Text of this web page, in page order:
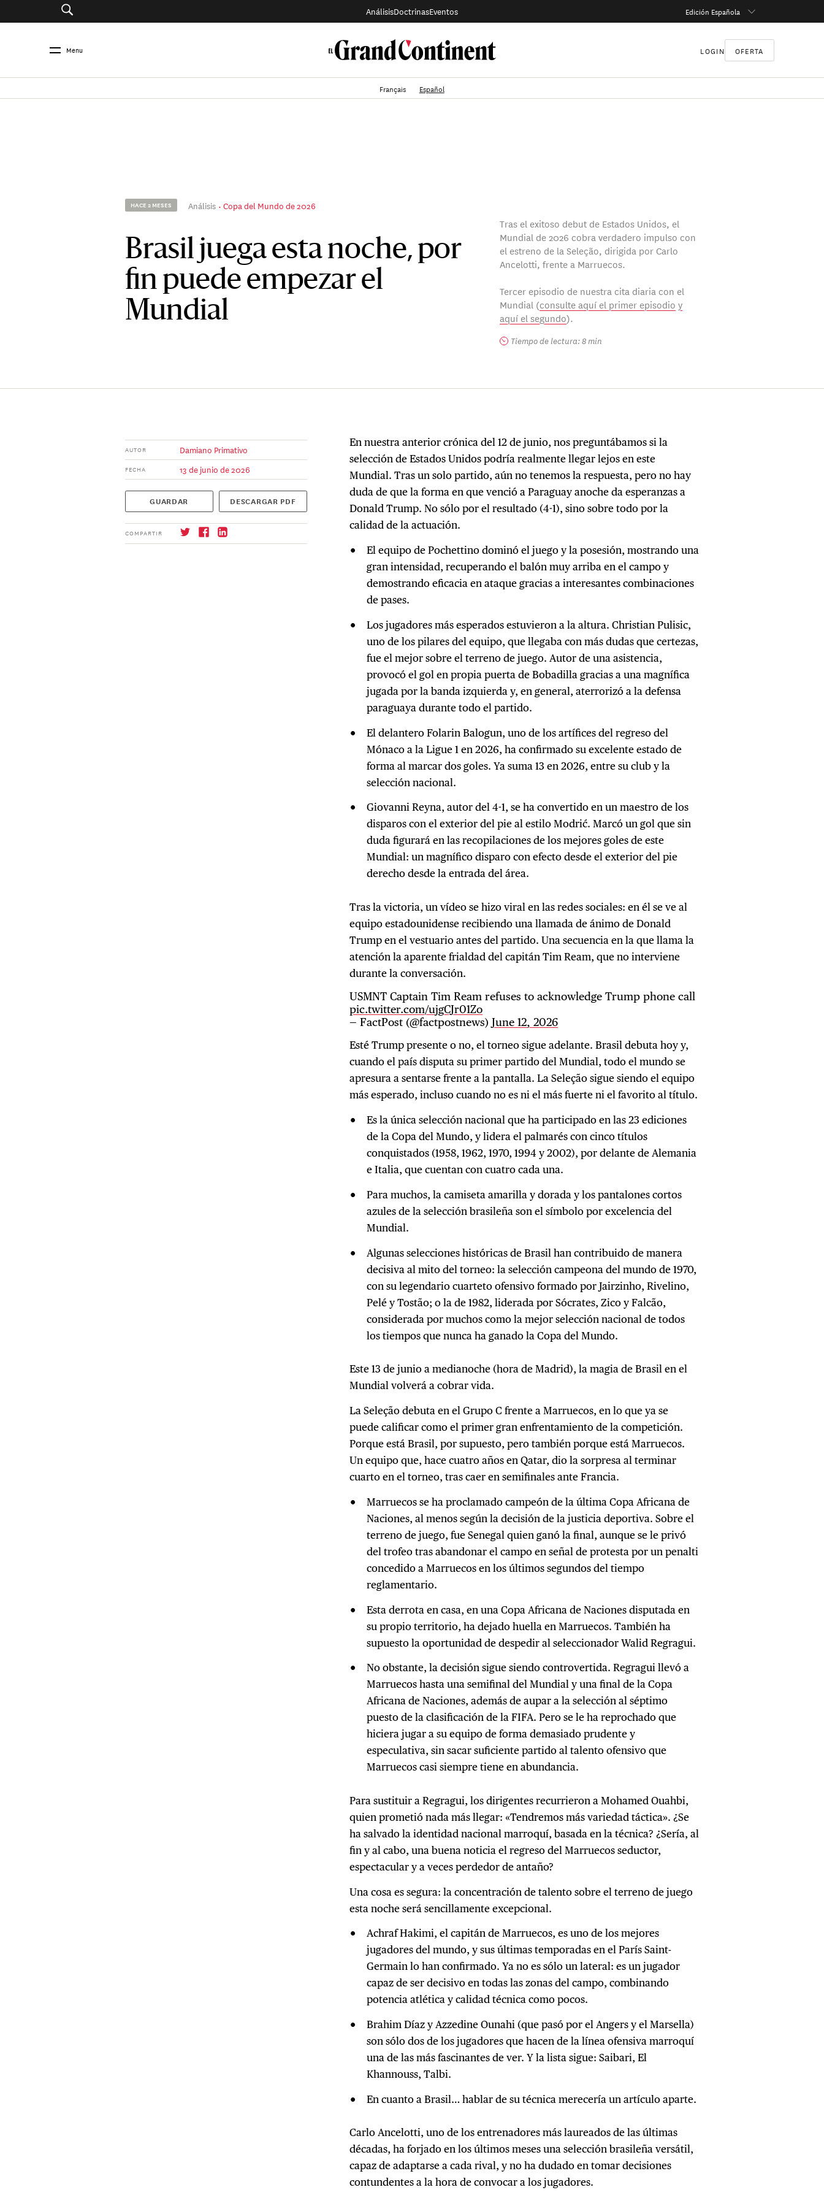
AnálisisDoctrinasEventos Edición Española
Menu LOGIN OFERTA
Français Español
HACE 2 MESES Análisis Copa del Mundo de 2026
Brasil juega esta noche, por
fin puede empezar el
Mundial
Tras el exitoso debut de Estados Unidos, el
Mundial de 2026 cobra verdadero impulso con
el estreno de la Seleção, dirigida por Carlo
Ancelotti, frente a Marruecos.
Tercer episodio de nuestra cita diaria con el
Mundial (consulte aquí el primer episodio y
aquí el segundo).
Tiempo de lectura: 8 min
AUTOR Damiano Primativo
FECHA 13 de junio de 2026
GUARDAR DESCARGAR PDF
COMPARTIR
En nuestra anterior crónica del 12 de junio, nos preguntábamos si la
selección de Estados Unidos podría realmente llegar lejos en este
Mundial. Tras un solo partido, aún no tenemos la respuesta, pero no hay
duda de que la forma en que venció a Paraguay anoche da esperanzas a
Donald Trump. No sólo por el resultado (4-1), sino sobre todo por la
calidad de la actuación.
El equipo de Pochettino dominó el juego y la posesión, mostrando una
gran intensidad, recuperando el balón muy arriba en el campo y
demostrando eficacia en ataque gracias a interesantes combinaciones
de pases.
Los jugadores más esperados estuvieron a la altura. Christian Pulisic,
uno de los pilares del equipo, que llegaba con más dudas que certezas,
fue el mejor sobre el terreno de juego. Autor de una asistencia,
provocó el gol en propia puerta de Bobadilla gracias a una magnífica
jugada por la banda izquierda y, en general, aterrorizó a la defensa
paraguaya durante todo el partido.
El delantero Folarin Balogun, uno de los artífices del regreso del
Mónaco a la Ligue 1 en 2026, ha confirmado su excelente estado de
forma al marcar dos goles. Ya suma 13 en 2026, entre su club y la
selección nacional.
Giovanni Reyna, autor del 4-1, se ha convertido en un maestro de los
disparos con el exterior del pie al estilo Modrić. Marcó un gol que sin
duda figurará en las recopilaciones de los mejores goles de este
Mundial: un magnífico disparo con efecto desde el exterior del pie
derecho desde la entrada del área.
Tras la victoria, un vídeo se hizo viral en las redes sociales: en él se ve al
equipo estadounidense recibiendo una llamada de ánimo de Donald
Trump en el vestuario antes del partido. Una secuencia en la que llama la
atención la aparente frialdad del capitán Tim Ream, que no interviene
durante la conversación.
USMNT Captain Tim Ream refuses to acknowledge Trump phone call
pic.twitter.com/ujgCJr01Zo
— FactPost (@factpostnews)June 12, 2026
Esté Trump presente o no, el torneo sigue adelante. Brasil debuta hoy y,
cuando el país disputa su primer partido del Mundial, todo el mundo se
apresura a sentarse frente a la pantalla. La Seleção sigue siendo el equipo
más esperado, incluso cuando no es ni el más fuerte ni el favorito al título.
Es la única selección nacional que ha participado en las 23 ediciones
de la Copa del Mundo, y lidera el palmarés con cinco títulos
conquistados (1958, 1962, 1970, 1994 y 2002), por delante de Alemania
e Italia, que cuentan con cuatro cada una.
Para muchos, la camiseta amarilla y dorada y los pantalones cortos
azules de la selección brasileña son el símbolo por excelencia del
Mundial.
Algunas selecciones históricas de Brasil han contribuido de manera
decisiva al mito del torneo: la selección campeona del mundo de 1970,
con su legendario cuarteto ofensivo formado por Jairzinho, Rivelino,
Pelé y Tostão; o la de 1982, liderada por Sócrates, Zico y Falcão,
considerada por muchos como la mejor selección nacional de todos
los tiempos que nunca ha ganado la Copa del Mundo.
Este 13 de junio a medianoche (hora de Madrid), la magia de Brasil en el
Mundial volverá a cobrar vida.
La Seleção debuta en el Grupo C frente a Marruecos, en lo que ya se
puede calificar como el primer gran enfrentamiento de la competición.
Porque está Brasil, por supuesto, pero también porque está Marruecos.
Un equipo que, hace cuatro años en Qatar, dio la sorpresa al terminar
cuarto en el torneo, tras caer en semifinales ante Francia.
Marruecos se ha proclamado campeón de la última Copa Africana de
Naciones, al menos según la decisión de la justicia deportiva. Sobre el
terreno de juego, fue Senegal quien ganó la final, aunque se le privó
del trofeo tras abandonar el campo en señal de protesta por un penalti
concedido a Marruecos en los últimos segundos del tiempo
reglamentario.
Esta derrota en casa, en una Copa Africana de Naciones disputada en
su propio territorio, ha dejado huella en Marruecos. También ha
supuesto la oportunidad de despedir al seleccionador Walid Regragui.
No obstante, la decisión sigue siendo controvertida. Regragui llevó a
Marruecos hasta una semifinal del Mundial y una final de la Copa
Africana de Naciones, además de aupar a la selección al séptimo
puesto de la clasificación de la FIFA. Pero se le ha reprochado que
hiciera jugar a su equipo de forma demasiado prudente y
especulativa, sin sacar suficiente partido al talento ofensivo que
Marruecos casi siempre tiene en abundancia.
Para sustituir a Regragui, los dirigentes recurrieron a Mohamed Ouahbi,
quien prometió nada más llegar: «Tendremos más variedad táctica». ¿Se
ha salvado la identidad nacional marroquí, basada en la técnica? ¿Sería, al
fin y al cabo, una buena noticia el regreso del Marruecos seductor,
espectacular y a veces perdedor de antaño?
Una cosa es segura: la concentración de talento sobre el terreno de juego
esta noche será sencillamente excepcional.
Achraf Hakimi, el capitán de Marruecos, es uno de los mejores
jugadores del mundo, y sus últimas temporadas en el París Saint-
Germain lo han confirmado. Ya no es sólo un lateral: es un jugador
capaz de ser decisivo en todas las zonas del campo, combinando
potencia atlética y calidad técnica como pocos.
Brahim Díaz y Azzedine Ounahi (que pasó por el Angers y el Marsella)
son sólo dos de los jugadores que hacen de la línea ofensiva marroquí
una de las más fascinantes de ver. Y la lista sigue: Saibari, El
Khannouss, Talbi.
En cuanto a Brasil… hablar de su técnica merecería un artículo aparte.
Carlo Ancelotti, uno de los entrenadores más laureados de las últimas
décadas, ha forjado en los últimos meses una selección brasileña versátil,
capaz de adaptarse a cada rival, y no ha dudado en tomar decisiones
contundentes a la hora de convocar a los jugadores.